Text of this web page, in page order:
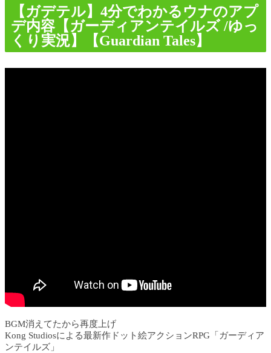
【ガデテル】4分でわかるウナのアプ
デ内容【ガーディアンテイルズ /ゆっ
くり実況】【Guardian Tales】
BGM消えてたから再度上げ
Kong Studiosによる最新作ドット絵アクションRPG「ガーディア
ンテイルズ」